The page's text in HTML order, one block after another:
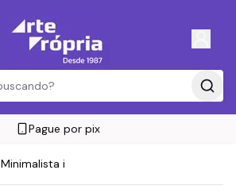
Pague por pix
Minimalista i